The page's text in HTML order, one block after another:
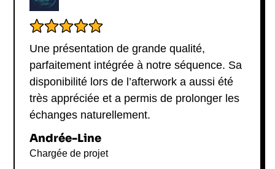
Une présentation de grande qualité,
parfaitement intégrée à notre séquence. Sa
disponibilité lors de l’afterwork a aussi été
très appréciée et a permis de prolonger les
échanges naturellement.
Andrée-Line
Chargée de projet